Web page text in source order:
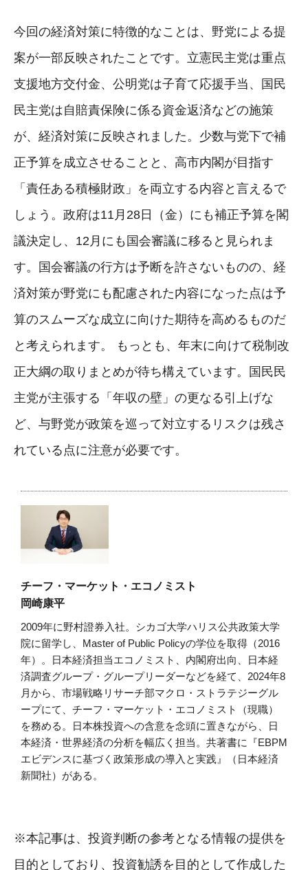
今回の経済対策に特徴的なことは、野党による提
案が一部反映されたことです。立憲民主党は重点
支援地方交付金、公明党は子育て応援手当、国民
民主党は自賠責保険に係る資金返済などの施策
が、経済対策に反映されました。少数与党下で補
正予算を成立させることと、高市内閣が目指す
「責任ある積極財政」を両立する内容と言えるで
しょう。政府は11月28日（金）にも補正予算を閣
議決定し、12月にも国会審議に移ると見られま
す。国会審議の行方は予断を許さないものの、経
済対策が野党にも配慮された内容になった点は予
算のスムーズな成立に向けた期待を高めるものだ
と考えられます。 もっとも、年末に向けて税制改
正大綱の取りまとめが待ち構えています。国民民
主党が主張する「年収の壁」の更なる引上げな
ど、与野党が政策を巡って対立するリスクは残さ
れている点に注意が必要です。
チーフ・マーケット・エコノミスト
岡崎康平
2009年に野村證券入社。シカゴ大学ハリス公共政策大学
院に留学し、Master of Public Policyの学位を取得（2016
年）。日本経済担当エコノミスト、内閣府出向、日本経
済調査グループ・グループリーダーなどを経て、2024年8
月から、市場戦略リサーチ部マクロ・ストラテジーグル
ープにて、チーフ・マーケット・エコノミスト（現職）
を務める。日本株投資への含意を念頭に置きながら、日
本経済・世界経済の分析を幅広く担当。共著書に『EBPM
エビデンスに基づく政策形成の導入と実践』（日本経済
新聞社）がある。
※本記事は、投資判断の参考となる情報の提供を
目的としており、投資勧誘を目的として作成した